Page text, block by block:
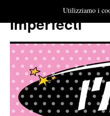
Imperfecti
Utilizziamo i